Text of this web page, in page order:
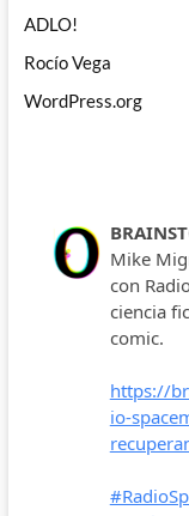
ADLO!
Rocío Vega
WordPress.org